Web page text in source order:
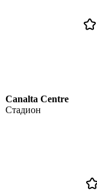
Canalta Centre
Стадион